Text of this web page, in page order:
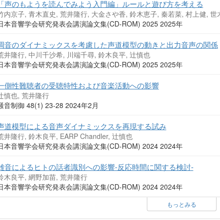
声のもようを読んでみよう入門編」ルールと遊び方を考える
内京子, 青木直史, 荒井隆行, 大金さや香, 鈴木恵子, 秦若菜, 村上健, 世
本音響学会研究発表会講演論文集(CD-ROM) 2025 2025年
音のダイナミックスを考慮した声道模型の動きと出力音声の関係
井隆行, 中川千沙希, 川端千尋, 鈴木良平, 辻慎也
本音響学会研究発表会講演論文集(CD-ROM) 2025 2025年
側性難聴者の受聴特性および音楽活動への影響
慎也, 荒井隆行
音制御 48(1) 23-28 2024年2月
道模型による音声ダイナミックスを再現する試み
井隆行, 鈴木良平, EARP Chandler, 辻慎也
本音響学会研究発表会講演論文集(CD-ROM) 2024 2024年
音によるヒトの話者識別への影響-反応時間に関する検討-
木良平, 網野加苗, 荒井隆行
本音響学会研究発表会講演論文集(CD-ROM) 2024 2024年
もっとみる